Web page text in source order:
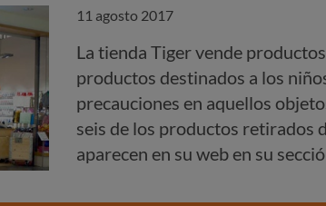
11 agosto 2017
La tienda Tiger vende
productos destinados a los
precauciones en aquellos
seis de los productos retirados
aparecen en su web en su